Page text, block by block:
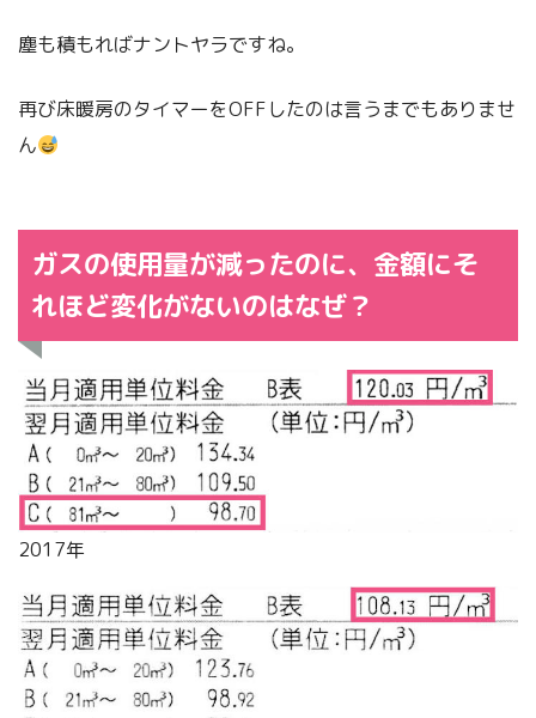
塵も積もればナントヤラですね。
再び床暖房のタイマーをOFFしたのは言うまでもありませ
ん
ガスの使用量が減ったのに、金額にそ
れほど変化がないのはなぜ？
2017年